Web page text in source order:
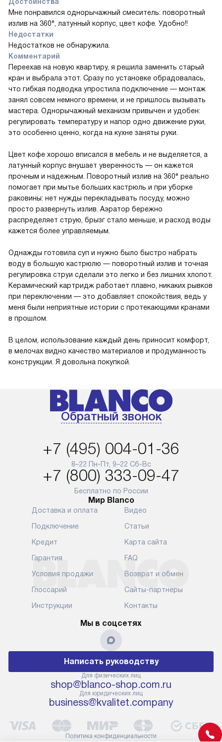
Мне понравился однорычажный смеситель: поворотный
излив на 360°, латунный корпус, цвет кофе. Удобно!!
Недостатки
Недостатков не обнаружила.
Комментарий
Переехав на новую квартиру, я решила заменить старый
кран и выбрала этот. Сразу по установке обрадовалась,
что гибкая подводка упростила подключение — монтаж
занял совсем немного времени, и не пришлось вызывать
мастера. Однорычажный механизм привычен и удобен:
регулировать температуру и напор одно движение руки,
это особенно ценно, когда на кухне заняты руки.
Цвет кофе хорошо вписался в мебель и не выделяется, а
латунный корпус внушает уверенность — он кажется
прочным и надежным. Поворотный излив на 360° реально
помогает при мытье больших кастрюль и при уборке
раковины: нет нужды перекладывать посуду, можно
просто развернуть излив. Аэратор бережно
распределяет струю, брызг стало меньше, и расход воды
кажется более управляемым.
Однажды готовила суп и нужно было быстро набрать
воду в большую кастрюлю — поворотный излив и точная
регулировка струи сделали это легко и без лишних хлопот.
Керамический картридж работает плавно, никаких рывков
при переключении — это добавляет спокойствия, ведь у
меня были неприятные истории с протекающими кранами
в прошлом.
В целом, использование каждый день приносит комфорт,
в мелочах видно качество материалов и продуманность
конструкции. Я довольна покупкой.
Обратный звонок
+7 (495) 004-01-36
8–22 Пн-Пт, 9–22 Сб-Вс
+7 (800) 333-09-47
Бесплатно по России
Мир Blanco
Доставка и оплата
Подключение
Кредит
Гарантия
Условия продажи
Глоссарий
Инструкции
Видео
Статьи
Карта сайта
FAQ
Возврат и обмен
Сайты-партнеры
Контакты
Мы в соцсетях
Написать руководству
Для физических лиц
shop@blanco-shop.com.ru
Для юридических лиц
business@kvalitet.company
Политика конфиденциальности